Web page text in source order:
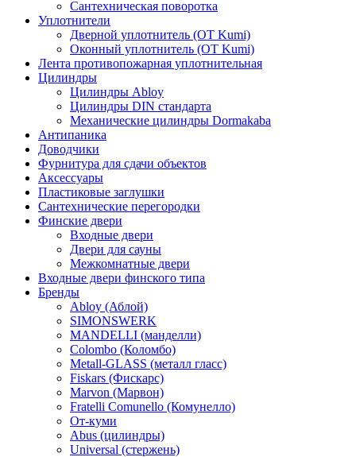
Сантехническая поворотка
Уплотнители
Дверной уплотнитель (OT Kumi)
Оконный уплотнитель (OT Kumi)
Лента противопожарная уплотнительная
Цилиндры
Цилиндры Abloy
Цилиндры DIN стандарта
Механические цилиндры Dormakaba
Антипаника
Доводчики
Фурнитура для сдачи объектов
Аксессуары
Пластиковые заглушки
Сантехнические перегородки
Финские двери
Входные двери
Двери для сауны
Межкомнатные двери
Входные двери финского типа
Бренды
Abloy (Аблой)
SIMONSWERK
MANDELLI (манделли)
Colombo (Коломбо)
Metall-GLASS (металл гласс)
Fiskars (Фискарс)
Marvon (Марвон)
Fratelli Comunello (Комунелло)
От-куми
Abus (цилиндры)
Universal (стержень)